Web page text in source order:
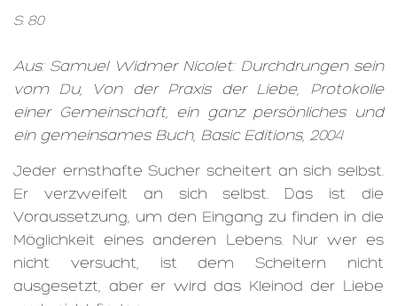
S. 80
Aus: Samuel Widmer Nicolet: Durchdrungen sein
vom Du, Von der Praxis der Liebe, Protokolle
einer Gemeinschaft, ein ganz persönliches und
ein gemeinsames Buch, Basic Editions, 2004
Jeder ernsthafte Sucher scheitert an sich selbst.
Er verzweifelt an sich selbst. Das ist die
Voraussetzung, um den Eingang zu finden in die
Möglichkeit eines anderen Lebens. Nur wer es
nicht versucht, ist dem Scheitern nicht
ausgesetzt, aber er wird das Kleinod der Liebe